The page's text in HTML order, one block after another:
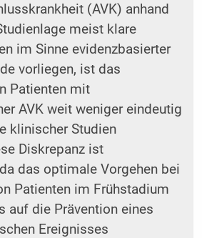
(AVK) anhand
meist klare
im Sinne evidenzbasierter
vorliegen, ist das
Patienten mit
AVK weit weniger eindeutig
klinischer Studien
Diskrepanz ist
das optimale Vorgehen bei
Patienten im Frühstadium
auf die Prävention eines
Ereignisses